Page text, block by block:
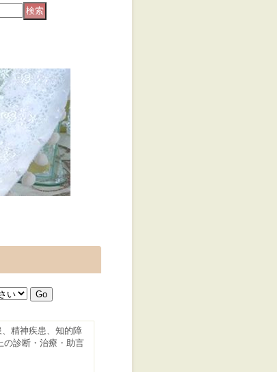
精神疾患、知的障
の診断・治療・助言